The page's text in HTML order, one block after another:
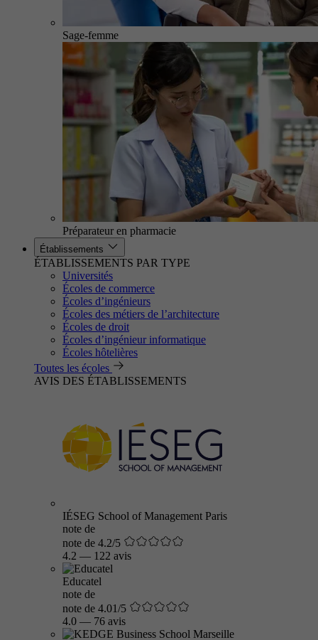
Sage-femme
Préparateur en pharmacie
Établissements
ÉTABLISSEMENTS PAR TYPE
Universités
Écoles de commerce
Écoles d’ingénieurs
Écoles des métiers de l’architecture
Écoles de droit
Écoles d’ingénieur informatique
Écoles hôtelières
Toutes les écoles
AVIS DES ÉTABLISSEMENTS
IÉSEG School of Management Paris
note de
note de 4.2/5
4.2 — 122 avis
Educatel
note de
note de 4.01/5
4.0 — 76 avis